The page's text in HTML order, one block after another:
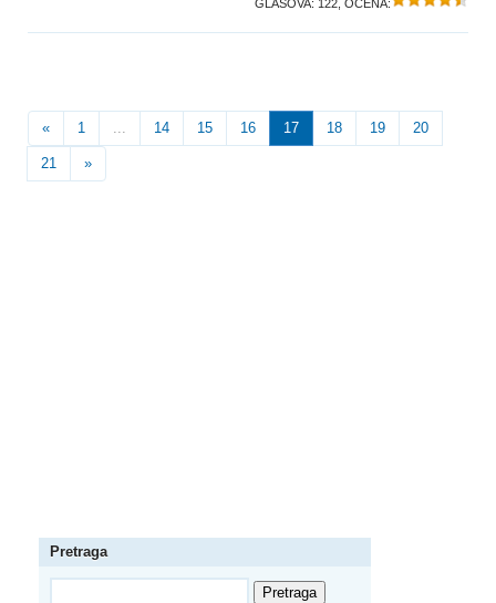
GLASOVA: 122 , OCENA:
« 1 ... 14 15 16 17 18 19 20
21 »
Pretraga